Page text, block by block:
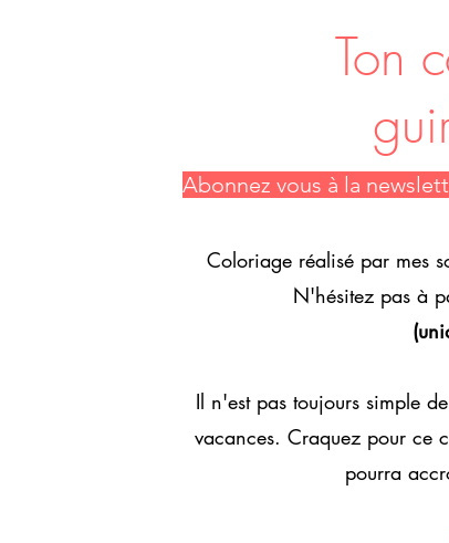
Ton
Abonnez vous à la
Coloriage réalisé par mes
N'hésitez pas à
Il n'est pas toujours simple
vacances. Craquez pour ce
pourra